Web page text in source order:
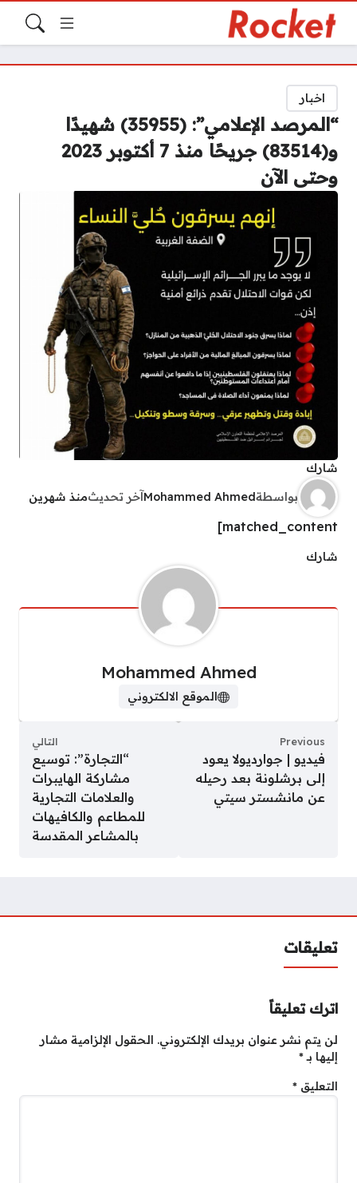
اخبار
“المرصد الإعلامي”: (35955) شهيدًا
و(83514) جريحًا منذ 7 أكتوبر 2023
وحتى الآن
شارك
بواسطةMohammed Ahmedآخر تحديثمنذ شهرين
matched_content]
شارك
Mohammed Ahmed
الموقع الالكتروني
Previous
فيديو | جوارديولا يعود
إلى برشلونة بعد رحيله
عن مانشستر سيتي
التالي
“التجارة”: توسيع
مشاركة الهايبرات
والعلامات التجارية
للمطاعم والكافيهات
بالمشاعر المقدسة
تعليقات
اترك تعليقاً
لن يتم نشر عنوان بريدك الإلكتروني. الحقول الإلزامية مشار
إليها بـ*
التعليق *